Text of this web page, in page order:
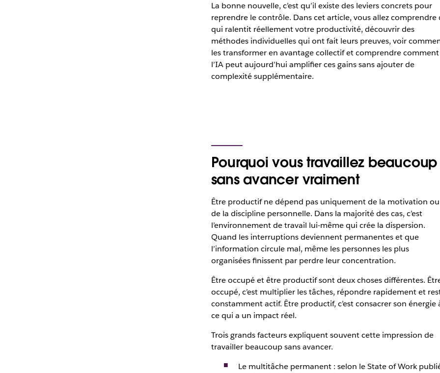
La bonne nouvelle, c’est qu’il existe des leviers concrets pour
reprendre le contrôle. Dans cet article, vous allez comprendre
qui ralentit réellement votre productivité, découvrir des
méthodes individuelles qui ont fait leurs preuves, voir
les transformer en avantage collectif et comprendre comment
l’IA peut aujourd’hui amplifier ces gains sans ajouter de
complexité supplémentaire.
Pourquoi vous travaillez beaucoup
sans avancer vraiment
Être productif ne dépend pas uniquement de la motivation ou
de la discipline personnelle. Dans la majorité des cas, c’est
l’environnement de travail lui-même qui crée la dispersion.
Quand les interruptions deviennent permanentes et que
l’information circule mal, même les personnes les plus
organisées finissent par perdre leur concentration.
Être occupé et être productif sont deux choses différentes.
occupé, c’est multiplier les tâches, répondre rapidement et
constamment actif. Être productif, c’est consacrer son énergie
ce qui a un impact réel.
Trois grands facteurs expliquent souvent cette impression de
travailler beaucoup sans avancer.
Le multitâche permanent : selon le State of Work